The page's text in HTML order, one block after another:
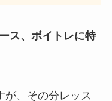
ス、ボイトレに特
が、その分レッス